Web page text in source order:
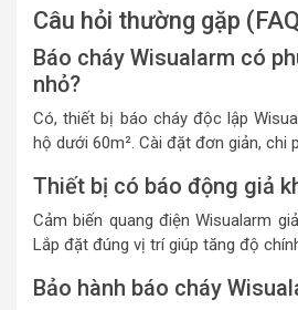
Câu hỏi thường gặp
Báo cháy Wisualarm có
nhỏ?
Có, thiết bị báo cháy độc lập
hộ dưới 60m². Cài đặt đơn giản, chi
Thiết bị có báo động giả
Cảm biến quang điện Wisualarm
Lắp đặt đúng vị trí giúp tăng độ
Bảo hành báo cháy